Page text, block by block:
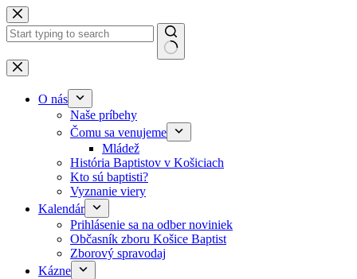
Skip to content
No results
O nás
Naše príbehy
Čomu sa venujeme
Mládež
História Baptistov v Košiciach
Kto sú baptisti?
Vyznanie viery
Kalendár
Prihlásenie sa na odber noviniek
Občasník zboru Košice Baptist
Zborový spravodaj
Kázne